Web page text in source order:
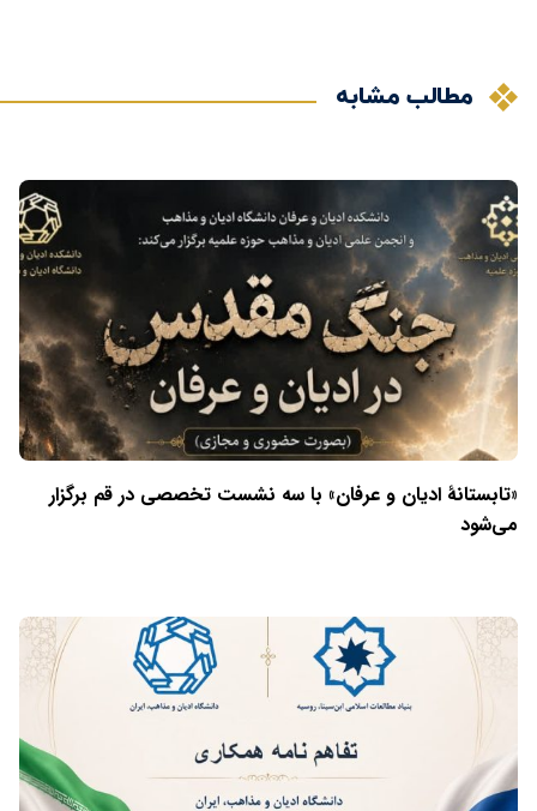
مطالب مشابه
«تابستانهٔ ادیان و عرفان» با سه نشست تخصصی در قم برگزار
می‌شود